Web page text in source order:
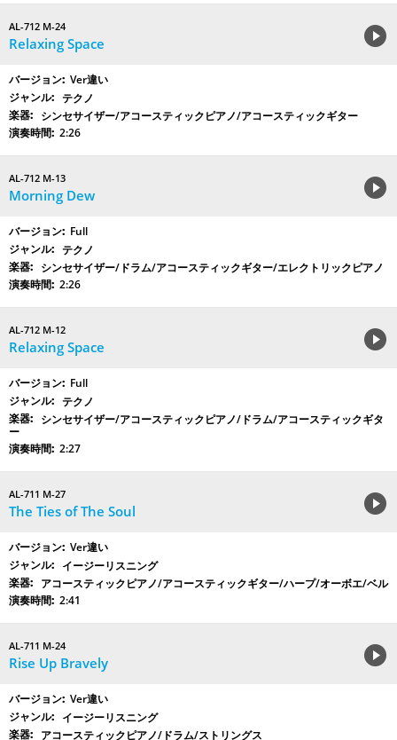
AL-712 M-24
Relaxing Space
Ver違い
テクノ
シンセサイザー/アコースティックピアノ/アコースティックギター
2:26
AL-712 M-13
Morning Dew
Full
テクノ
シンセサイザー/ドラム/アコースティックギター/エレクトリックピアノ
2:26
AL-712 M-12
Relaxing Space
Full
テクノ
シンセサイザー/アコースティックピアノ/ドラム/アコースティックギタ
ー
2:27
AL-711 M-27
The Ties of The Soul
Ver違い
イージーリスニング
アコースティックピアノ/アコースティックギター/ハープ/オーボエ/ベル
2:41
AL-711 M-24
Rise Up Bravely
Ver違い
イージーリスニング
アコースティックピアノ/ドラム/ストリングス